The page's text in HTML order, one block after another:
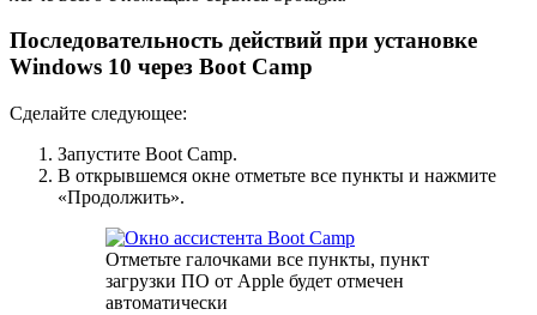
Последовательность действий при установке
Windows 10 через Boot Camp
Сделайте следующее:
Запустите Boot Camp.
В открывшемся окне отметьте все пункты и нажмите
«Продолжить».
Отметьте галочками все пункты, пункт
загрузки ПО от Apple будет отмечен
автоматически